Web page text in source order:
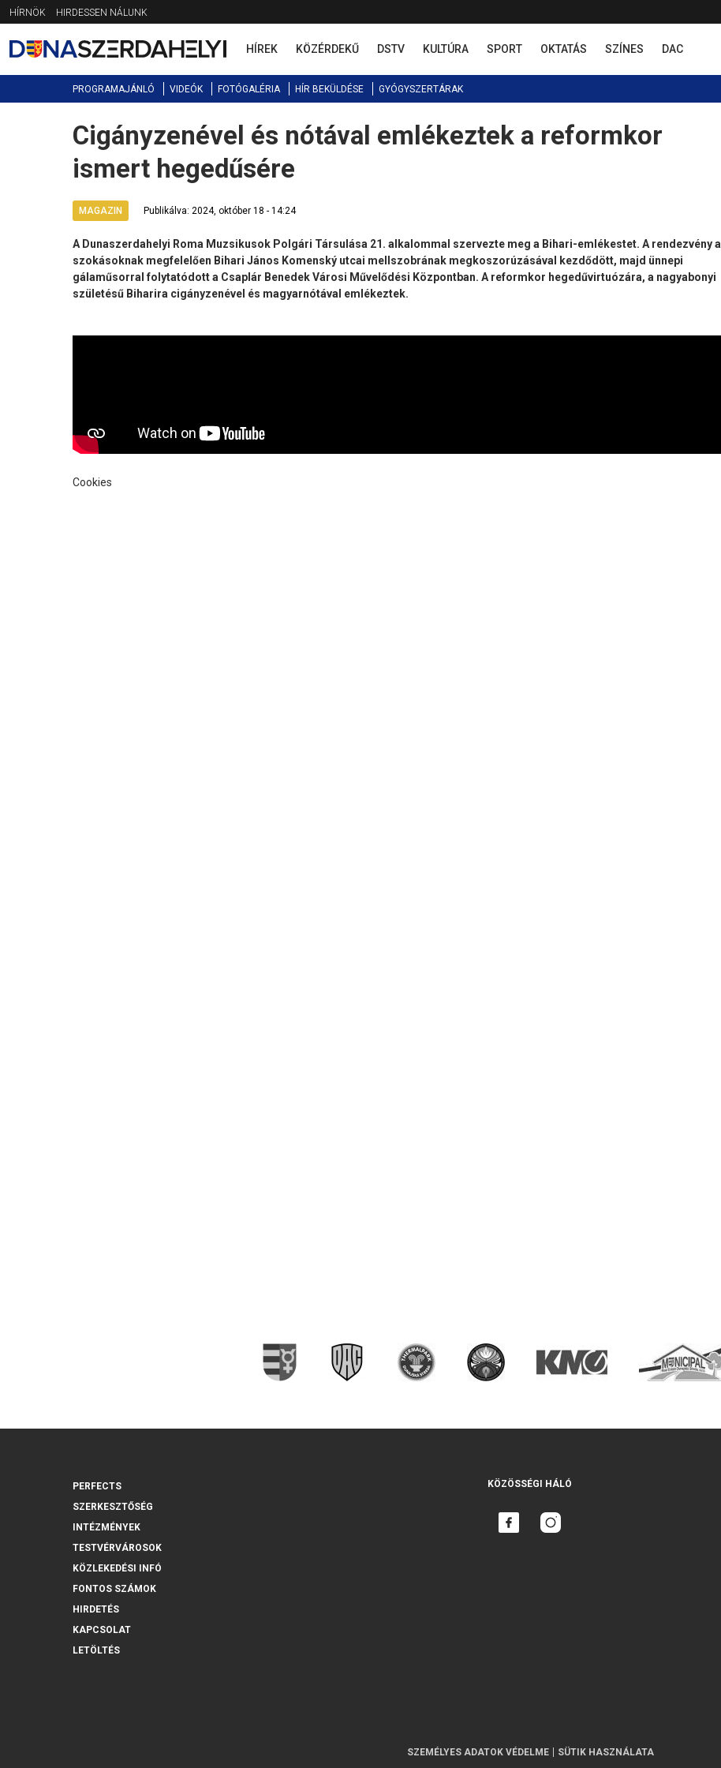
Jump
to
navigation
HÍRNÖK HIRDESSEN NÁLUNK
HÍREK KÖZÉRDEKŰ DSTV KULTÚRA SPORT OKTATÁS SZÍNES DAC
PROGRAMAJÁNLÓ VIDEÓK FOTÓGALÉRIA HÍR BEKÜLDÉSE GYÓGYSZERTÁRAK
Back
to
top
Cigányzenével és nótával emlékeztek a reformkor
ismert hegedűsére
MAGAZIN Publikálva: 2024, október 18 - 14:24
A Dunaszerdahelyi Roma Muzsikusok Polgári Társulása 21. alkalommal szervezte meg a Bihari-emlékestet. A rendezvény a
szokásoknak megfelelően Bihari János Komenský utcai mellszobrának megkoszorúzásával kezdődött, majd ünnepi
gálaműsorral folytatódott a Csaplár Benedek Városi Művelődési Központban. A reformkor hegedűvirtuózára, a nagyabonyi
születésű Biharira cigányzenével és magyarnótával emlékeztek.
Cookies
PERFECTS
SZERKESZTŐSÉG
INTÉZMÉNYEK
TESTVÉRVÁROSOK
KÖZLEKEDÉSI INFÓ
FONTOS SZÁMOK
HIRDETÉS
KAPCSOLAT
LETÖLTÉS
KÖZÖSSÉGI HÁLÓ
SZEMÉLYES ADATOK VÉDELME SÜTIK HASZNÁLATA